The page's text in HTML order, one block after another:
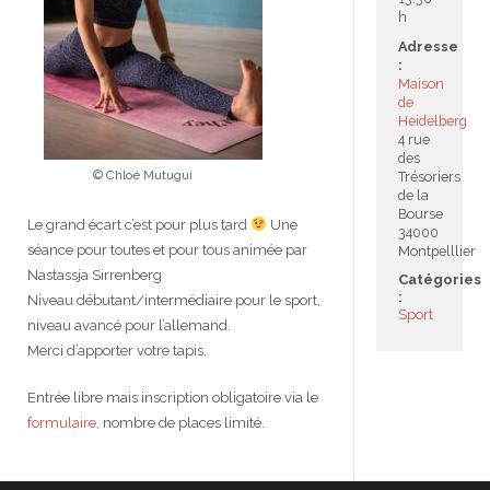
Niveaux de base
Perfectionnement
Cours thématiques
Formation professionnelle
Cours enfants / ados
Cours particuliers
Stages intensifs
Inscriptions et tarifs
Tandem linguistique
Infos profs d’allemand
Matériel pédagogique
Formation des enseignants
Infos pour les parents
Section Internationale Allemand
Cercle de lecture
Onleihe – Prêt en ligne
écolotude
Conseil de mobilité
Coaching individuel
Volontariat écologique
Opportunités
Petites annonces
Rédiger une annonce
Classe@Klasse
Inscription pour les classes françaises
Anmeldung für deutsche Klassen
Inscription à notre newsletter
Actualités
Notre équipe
Equipe de Montpellier
Equipe de Heidelberg
Jumelage Heidelberg / Montpellier
50 ans en 2016
Plan d’accès
Partenaires institutionnels
Coopérations culturelles et pédagogiques
Réseaux franco-allemands en LR
Liens utiles
JEU
Les Mystères de Heidelberg
99Ballons
© Chloé Mutugui
Le grand écart c’est pour plus tard
Une
séance pour toutes et pour tous animée par
Nastassja Sirrenberg
Niveau débutant/intermédiaire pour le sport,
niveau avancé pour l’allemand.
Merci d’apporter votre tapis.
Entrée libre mais inscription obligatoire via le
formulaire , nombre de places limité.
h
Adresse
:
Maison
de
Heidelberg
4 rue
des
Trésoriers
de la
Bourse
34000
Montpelllier
Catégories
:
Sport